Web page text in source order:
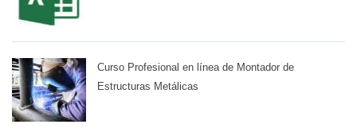
Curso Profesional en línea de Montador de
Estructuras Metálicas